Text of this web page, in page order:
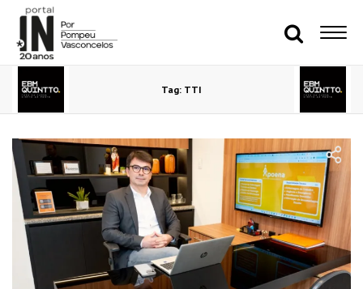
Tag: TTI